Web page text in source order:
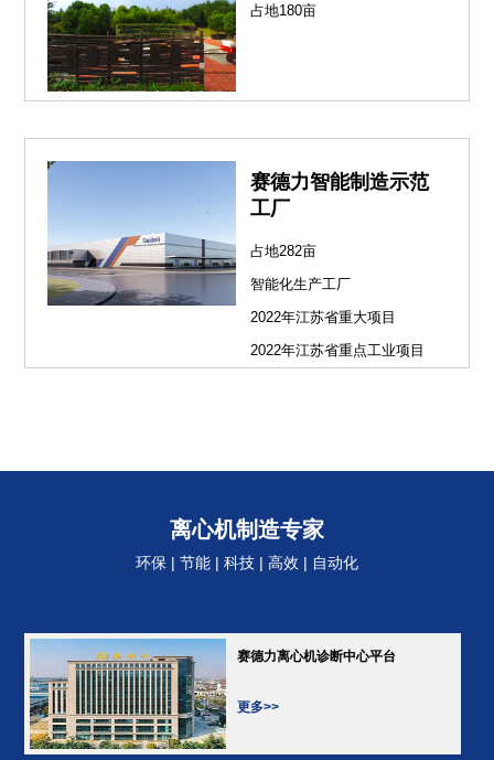
占地180亩
赛德力智能制造示范
工厂
占地282亩
智能化生产工厂
2022年江苏省重大项目
2022年江苏省重点工业项目
离心机制造专家
环保 | 节能 | 科技 | 高效 | 自动化
赛德力离心机诊断中心平台
更多>>